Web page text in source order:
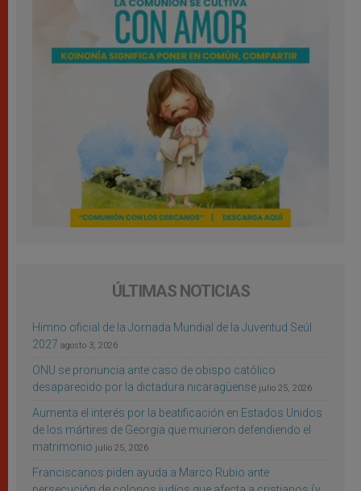
ÚLTIMAS NOTICIAS
Himno oficial de la Jornada Mundial de la Juventud Seúl
2027 agosto 3, 2026
ONU se pronuncia ante caso de obispo católico
desaparecido por la dictadura nicaragüense julio 25, 2026
Aumenta el interés por la beatificación en Estados Unidos
de los mártires de Georgia que murieron defendiendo el
matrimonio julio 25, 2026
Franciscanos piden ayuda a Marco Rubio ante